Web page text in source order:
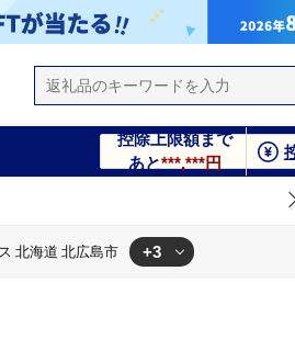
控除上限額まで
あと***,***円
北海道 北広島市 +3